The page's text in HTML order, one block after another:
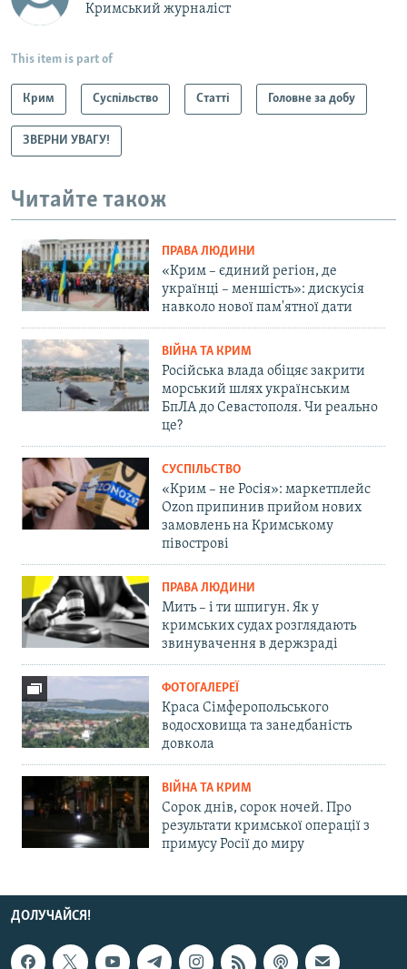
Кримський журналіст
This item is part of
Крим Суспільство Статті Головне за добу
ЗВЕРНИ УВАГУ!
Читайте також
ПРАВА ЛЮДИНИ
«Крим – єдиний регіон, де
українці – меншість»: дискусія
навколо нової пам'ятної дати
ВІЙНА ТА КРИМ
Російська влада обіцяє закрити
морський шлях українським
БпЛА до Севастополя. Чи реально
це?
СУСПІЛЬСТВО
«Крим – не Росія»: маркетплейс
Ozon припинив прийом нових
замовлень на Кримському
півострові
ПРАВА ЛЮДИНИ
Мить – і ти шпигун. Як у
кримських судах розглядають
звинувачення в держзраді
ФОТОГАЛЕРЕЇ
Краса Сімферопольського
водосховища та занедбаність
довкола
ВІЙНА ТА КРИМ
Сорок днів, сорок ночей. Про
результати кримської операції з
примусу Росії до миру
ДОЛУЧАЙСЯ!